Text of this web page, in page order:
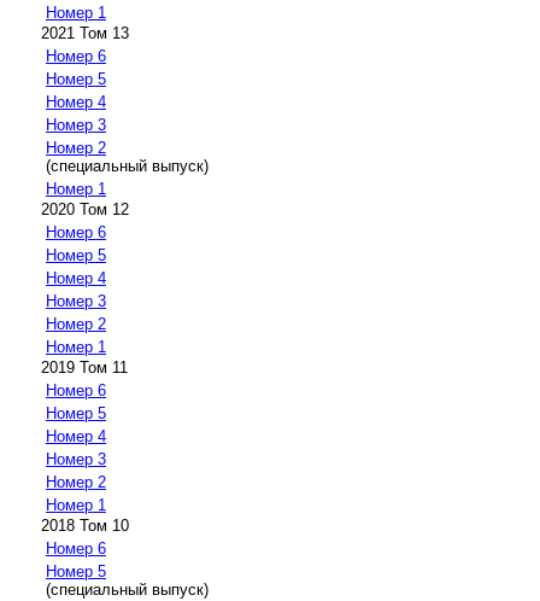
Номер 1
2021 Том 13
Номер 6
Номер 5
Номер 4
Номер 3
Номер 2
(специальный выпуск)
Номер 1
2020 Том 12
Номер 6
Номер 5
Номер 4
Номер 3
Номер 2
Номер 1
2019 Том 11
Номер 6
Номер 5
Номер 4
Номер 3
Номер 2
Номер 1
2018 Том 10
Номер 6
Номер 5
(специальный выпуск)